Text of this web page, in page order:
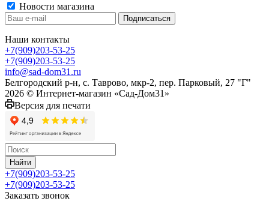
Новости магазина
Наши контакты
+7(909)203-53-25
+7(909)203-53-25
info@sad-dom31.ru
Белгородский р-н, с. Таврово, мкр-2, пер. Парковый, 27 "Г"
2026 © Интернет-магазин «Сад-Дом31»
Версия для печати
Найти
+7(909)203-53-25
+7(909)203-53-25
Заказать звонок